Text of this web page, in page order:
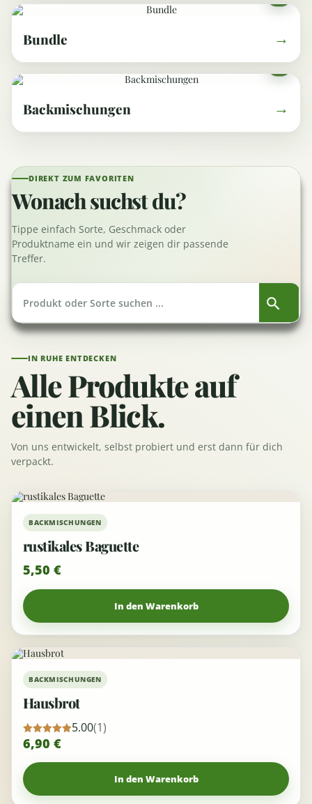
Bundle
Backmischungen
DIREKT ZUM FAVORITEN
Wonach suchst du?
Tippe einfach Sorte, Geschmack oder
Produktname ein und wir zeigen dir passende
Treffer.
IN RUHE ENTDECKEN
Alle Produkte auf
einen Blick.
Von uns entwickelt, selbst probiert und erst dann für dich
verpackt.
BACKMISCHUNGEN
rustikales Baguette
5,50 €
In den Warenkorb
BACKMISCHUNGEN
Hausbrot
Bewertet
mit
von 5
5.00(1)
6,90 €
In den Warenkorb